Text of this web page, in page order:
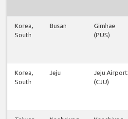
Korea,
South
Busan
Gimhae
(PUS)
Korea,
South
Jeju
Jeju Airport
(CJU)